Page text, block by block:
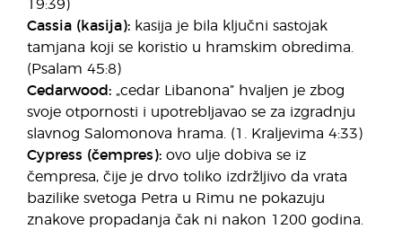
19:39)
Cassia (kasija): kasija je bila ključni sastojak
tamjana koji se koristio u hramskim obredima.
(Psalam 45:8)
Cedarwood: „cedar Libanona” hvaljen je zbog
svoje otpornosti i upotrebljavao se za izgradnju
slavnog Salomonova hrama. (1. Kraljevima 4:33)
Cypress (čempres): ovo ulje dobiva se iz
čempresa, čije je drvo toliko izdržljivo da vrata
bazilike svetoga Petra u Rimu ne pokazuju
znakove propadanja čak ni nakon 1200 godina.